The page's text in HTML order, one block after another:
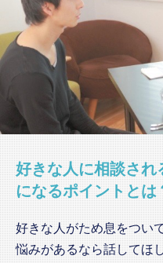
好きな人に相談さ
になるポイントとは
好きな人がため息をつい
悩みがあるなら話してほ